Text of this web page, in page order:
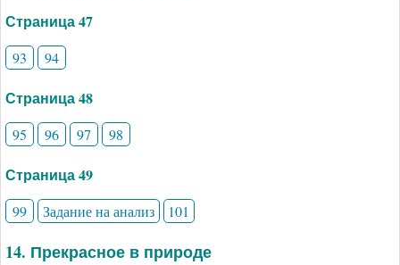
Страница 47
93 94
Страница 48
95 96 97 98
Страница 49
99 Задание на анализ 101
14. Прекрасное в природе